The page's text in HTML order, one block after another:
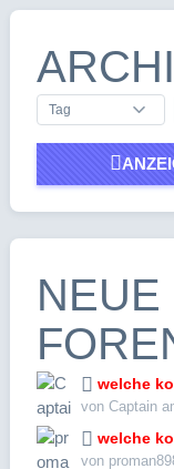
NEUE
welche
von Captain
welche
von